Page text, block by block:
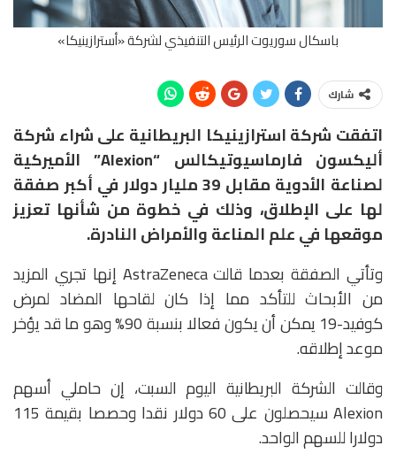
باسكال سوريوت الرئيس التنفيذي لشركة «أسترازينيكا»
شارك
اتفقت شركة استرازينيكا البريطانية على شراء شركة
أليكسون فارماسيوتيكالس “Alexion” الأميركية
لصناعة الأدوية مقابل 39 مليار دولار في أكبر صفقة
لها على الإطلاق، وذلك في خطوة من شأنها تعزيز
موقعها في علم المناعة والأمراض النادرة.
وتأتي الصفقة بعدما قالت AstraZeneca إنها تجري المزيد
من الأبحاث للتأكد مما إذا كان لقاحها المضاد لمرض
كوفيد-19 يمكن أن يكون فعالا بنسبة 90% وهو ما قد يؤخر
موعد إطلاقه.
وقالت الشركة البريطانية اليوم السبت، إن حاملي أسهم
Alexion سيحصلون على 60 دولار نقدا وحصصا بقيمة 115
دولارا للسهم الواحد.